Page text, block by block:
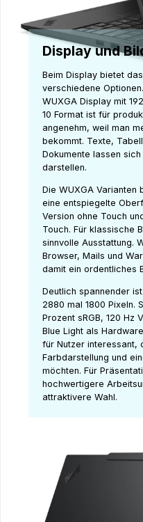
Display und
Beim Display bietet
verschiedene
WUXGA Display mit
10 Format ist für
angenehm, weil man
bekommt. Texte,
Dokumente lassen
darstellen.
Die WUXGA Varianten
eine entspiegelte
Version ohne Touch
Touch. Für klassische
sinnvolle Ausstattung.
Browser, Mails und
damit ein ordentliches
Deutlich spannender
2880 mal 1800 Pixeln.
Prozent sRGB, 120 Hz
Blue Light als
für Nutzer interessant,
Farbdarstellung und
möchten. Für
hochwertigere
attraktivere Wahl.